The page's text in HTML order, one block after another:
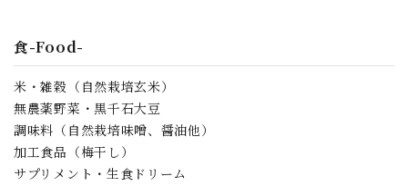
食-Food-
米・雑穀（自然栽培玄米）
無農薬野菜・黒千石大豆
調味料（自然栽培味噌、醤油他）
加工食品（梅干し）
サプリメント・生食ドリーム